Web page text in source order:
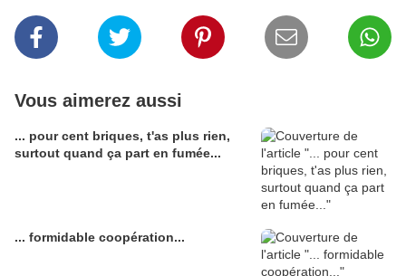
Vous aimerez aussi
... pour cent briques, t'as plus rien,
surtout quand ça part en fumée...
... formidable coopération...